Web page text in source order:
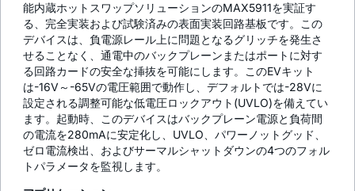
能内蔵ホットスワップソリューションのMAX5911を実証す
る、完全実装および試験済みの表面実装回路基板です。この
デバイスは、負電源レール上に問題となるグリッチを発生さ
せることなく、通電中のバックプレーンまたはポートに対す
る回路カードの安全な挿抜を可能にします。このEVキット
は-16V～-65Vの電圧範囲で動作し、デフォルトでは-28Vに
設定される調整可能な低電圧ロックアウト(UVLO)を備えてい
ます。起動時、このデバイスはバックプレーン電源と負荷間
の電流を280mAに安定化し、UVLO、パワーノットグッド、
ゼロ電流検出、およびサーマルシャットダウンの4つのフォル
トパラメータを監視します。